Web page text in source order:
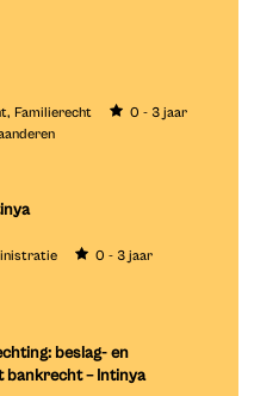
Familierecht
0 - 3 jaar
0 - 3 jaar
beslag- en
bankrecht – Intinya